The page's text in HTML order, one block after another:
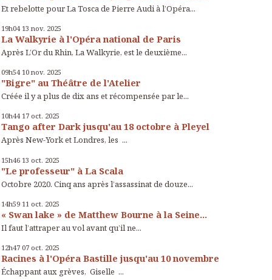
Et rebelotte pour La Tosca de Pierre Audi à l’Opéra...
19h04 13 nov. 2025
La Walkyrie à l'Opéra national de Paris
Après L’Or du Rhin, La Walkyrie, est le deuxième...
09h54 10 nov. 2025
"Bigre" au Théâtre de l'Atelier
Créée il y a plus de dix ans et récompensée par le...
10h44 17 oct. 2025
Tango after Dark jusqu'au 18 octobre à Pleyel
Après New-York et Londres, les ...
15h46 13 oct. 2025
"Le professeur" à La Scala
Octobre 2020. Cinq ans après l’assassinat de douze...
14h59 11 oct. 2025
« Swan lake » de Matthew Bourne à la Seine...
Il faut l’attraper au vol avant qu’il ne...
12h47 07 oct. 2025
Racines à l'Opéra Bastille jusqu'au 10 novembre
Échappant aux grèves, Giselle ...